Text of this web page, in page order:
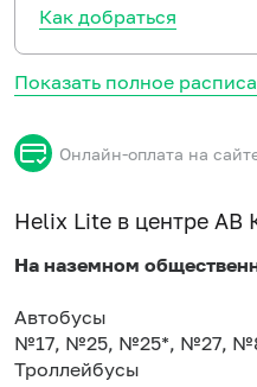
Показать полное
Онлайн-оплата на
Helix Lite в центре
На наземном
Автобусы
№17, №25, №25*, №27,
Троллейбусы
Как добраться